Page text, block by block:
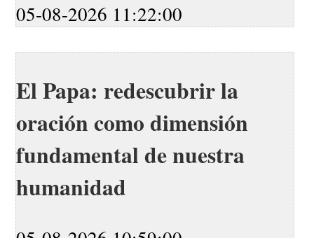
05-08-2026 11:22:00
El Papa: redescubrir la
oración como dimensión
fundamental de nuestra
humanidad